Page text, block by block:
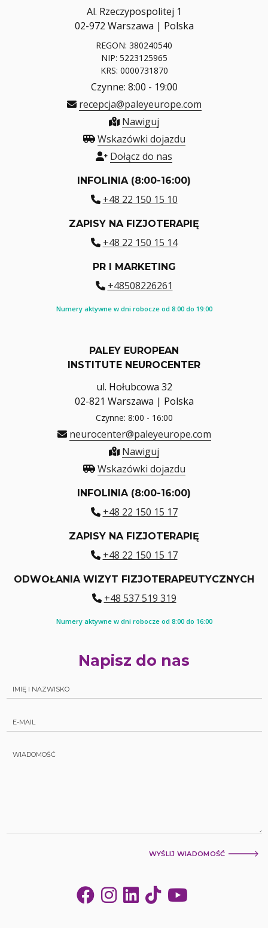
Al. Rzeczypospolitej 1
02-972 Warszawa | Polska
REGON: 380240540
NIP: 5223125965
KRS: 0000731870
Czynne: 8:00 - 19:00
recepcja@paleyeurope.com
Nawiguj
Wskazówki dojazdu
Dołącz do nas
INFOLINIA (8:00-16:00)
+48 22 150 15 10
ZAPISY NA FIZJOTERAPIĘ
+48 22 150 15 14
PR I MARKETING
+48508226261
Numery aktywne w dni robocze od 8:00 do 19:00
PALEY EUROPEAN
INSTITUTE NEUROCENTER
ul. Hołubcowa 32
02-821 Warszawa | Polska
Czynne: 8:00 - 16:00
neurocenter@paleyeurope.com
Nawiguj
Wskazówki dojazdu
INFOLINIA (8:00-16:00)
+48 22 150 15 17
ZAPISY NA FIZJOTERAPIĘ
+48 22 150 15 17
ODWOŁANIA WIZYT FIZJOTERAPEUTYCZNYCH
+48 537 519 319
Numery aktywne w dni robocze od 8:00 do 16:00
Napisz do nas
WYŚLIJ WIADOMOŚĆ